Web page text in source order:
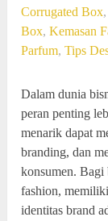
Corrugated Box
Box,Kemasan
Parfum,Tips
Dalam dunia
peran penting
menarik dapat
branding, dan
konsumen. Bagi
fashion,
identitas brand